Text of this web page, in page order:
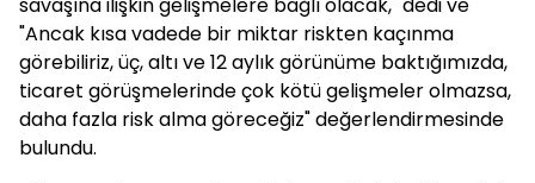
"Ancak kısa vadede bir miktar riskten kaçınma
görebiliriz, üç, altı ve 12 aylık görünüme baktığımızda,
ticaret görüşmelerinde çok kötü gelişmeler olmazsa,
daha fazla risk alma göreceğiz" değerlendirmesinde
bulundu.